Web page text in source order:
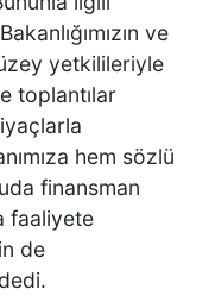
Motosikletliye
Devam Etti
Ayrıntıları
ve
yetkilileriyle
toplantılar
hem sözlü
finansman
faaliyete
de